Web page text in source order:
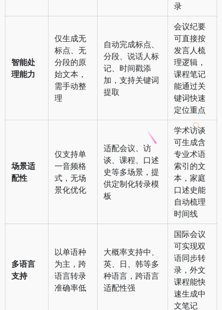
录
智能处
理能力
仅生成无
标点、无
分段的原
始文本，
需手动整
理
自动完成标点、
分段、说话人标
记、时间戳添
加，支持关键词
提取
会议纪要
可直接按
发言人梳
理逻辑，
课程笔记
能通过关
键词快速
定位重点
场景适
配性
仅支持单
一音频格
式，无场
景化优化
适配会议、访
谈、课程、口述
史等多场景，提
供定制化转录模
板
学术访谈
可生成含
专业术语
索引的文
本，家庭
口述史能
自动梳理
时间线
多语言
支持
以单语种
为主，跨
语言转录
准确率低
大概率支持中、
英、日、韩等多
种语言，跨语言
适配性强
国际会议
可实现双
语同步转
录，外文
课程能快
速生成中
文笔记